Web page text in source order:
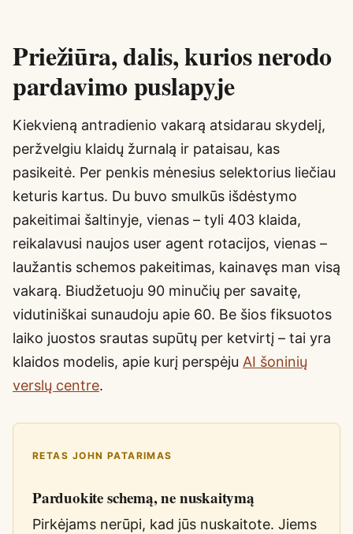
Priežiūra, dalis, kurios nerodo
pardavimo puslapyje
Kiekvieną antradienio vakarą atsidarau skydelį,
peržvelgiu klaidų žurnalą ir pataisau, kas
pasikeitė. Per penkis mėnesius selektorius liečiau
keturis kartus. Du buvo smulkūs išdėstymo
pakeitimai šaltinyje, vienas – tyli 403 klaida,
reikalavusi naujos user agent rotacijos, vienas –
laužantis schemos pakeitimas, kainavęs man visą
vakarą. Biudžetuoju 90 minučių per savaitę,
vidutiniškai sunaudoju apie 60. Be šios fiksuotos
laiko juostos srautas supūtų per ketvirtį – tai yra
klaidos modelis, apie kurį perspėju AI šoninių
verslų centre.
RETAS JOHN PATARIMAS
Parduokite schemą, ne nuskaitymą
Pirkėjams nerūpi, kad jūs nuskaitote. Jiems